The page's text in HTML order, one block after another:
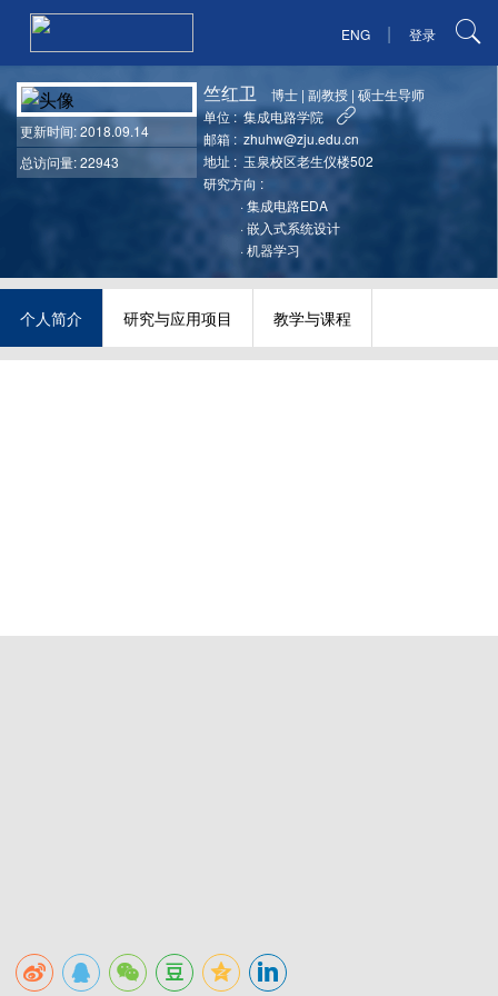
ENG | 登录
更新时间: 2018.09.14
总访问量: 22943
竺红卫 博士 |副教授 |硕士生导师
单位 : 集成电路学院
邮箱 : zhuhw@zju.edu.cn
地址 : 玉泉校区老生仪楼502
研究方向 :
·集成电路EDA
·嵌入式系统设计
·机器学习
个人简介 研究与应用项目 教学与课程